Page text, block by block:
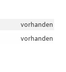
vorhanden
vorhanden